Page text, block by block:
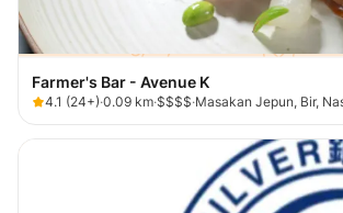
Farmer's Bar - Avenue K
4.1 (24+)·0.09 km·$$$$·Masakan Jepun, Bir,